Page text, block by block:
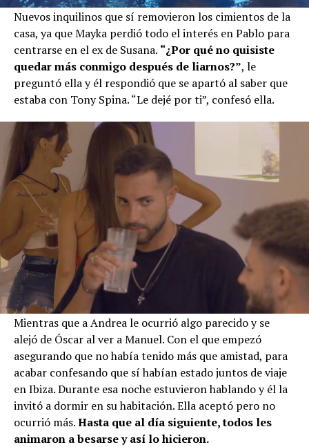
Nuevos inquilinos que sí removieron los cimientos de la
casa, ya que Mayka perdió todo el interés en Pablo para
centrarse en el ex de Susana. “¿Por qué no quisiste
quedar más conmigo después de liarnos?”, le
preguntó ella y él respondió que se apartó al saber que
estaba con Tony Spina. “Le dejé por ti”, confesó ella.
Mientras que a Andrea le ocurrió algo parecido y se
alejó de Óscar al ver a Manuel. Con el que empezó
asegurando que no había tenido más que amistad, para
acabar confesando que sí habían estado juntos de viaje
en Ibiza. Durante esa noche estuvieron hablando y él la
invitó a dormir en su habitación. Ella aceptó pero no
ocurrió más.Hasta que al día siguiente, todos les
animaron a besarse y así lo hicieron.